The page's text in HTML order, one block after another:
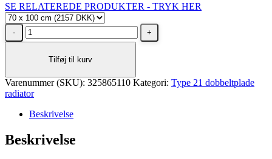
SE RELATEREDE PRODUKTER - TRYK HER
Stelrad
Unite
H700
L1000,
m²
antal
Tilføj til kurv
Varenummer (SKU): 325865110 Kategori: Type 21 dobbeltplade
radiator
Beskrivelse
Beskrivelse